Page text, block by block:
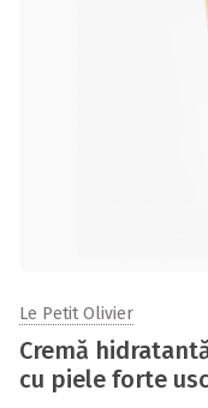
Le Petit Olivier
Cremă
cu piele forte